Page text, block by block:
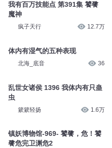
我有百万技能点 第391集 饕餮
魔神
疯子天行 12.7万
体内有湿气的五种表现
北海_底音 36
乱世女诸侯 1396 我体内有只蛊
虫
簌簌轻扬 1.6万
镇妖博物馆-969- 饕餮，危！饕
餮危完卫渊危2